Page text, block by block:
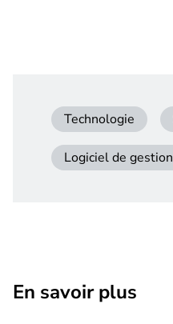
Technologie
Logiciel de gestion
En savoir plus